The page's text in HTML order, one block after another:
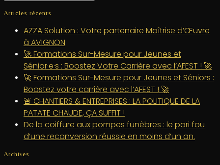
Articles récents
AZZA Solution : Votre partenaire Maîtrise d’Œuvre
à AVIGNON
🚀 Formations Sur-Mesure pour Jeunes et
Sénior·e·s : Boostez Votre Carrière avec l’AFEST ! 🚀
🚀 Formations Sur-Mesure pour Jeunes et Séniors :
Boostez votre carrière avec l’AFEST ! 🚀
🚨 CHANTIERS & ENTREPRISES : LA POLITIQUE DE LA
PATATE CHAUDE, ÇA SUFFIT !
De la coiffure aux pompes funèbres : le pari fou
d’une reconversion réussie en moins d’un an.
Archives